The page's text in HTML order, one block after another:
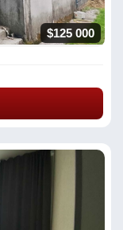
$125 000